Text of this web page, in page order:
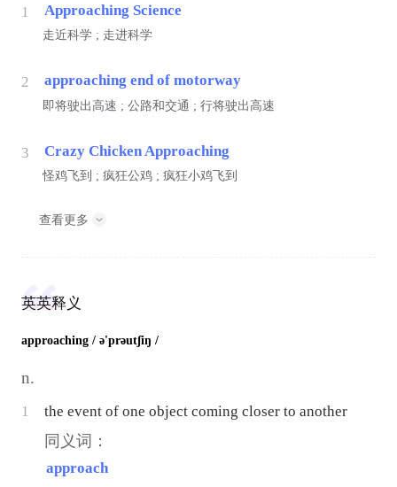
1 Approaching Science
走近科学 ; 走进科学
2 approaching end of motorway
即将驶出高速 ; 公路和交通 ; 行将驶出高速
3 Crazy Chicken Approaching
怪鸡飞到 ; 疯狂公鸡 ; 疯狂小鸡飞到
查看更多
英英释义
approaching / ə'prəutʃiŋ /
n.
1 the event of one object coming closer to another
同义词：
approach